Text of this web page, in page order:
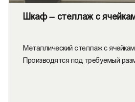
Шкаф – стеллаж с
Металлический стеллаж с
Производятся под требуемый